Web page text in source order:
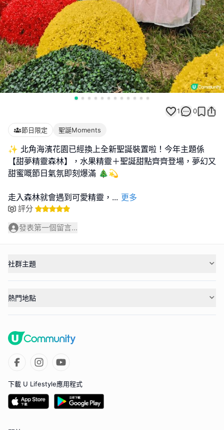
1 0
節日限定 聖誕Moments
✨ 北角海濱花園已經換上全新聖誕裝置啦！今年主題係
【甜夢精靈森林】，水果精靈＋聖誕甜點齊齊登場，夢幻又
甜蜜嘅節日氣氛即刻爆滿 🎄💫
走入森林就會遇到可愛精靈， ... 更多
評分
發表第一個留言...
社群主題
熱門地點
下載 U Lifestyle應用程式